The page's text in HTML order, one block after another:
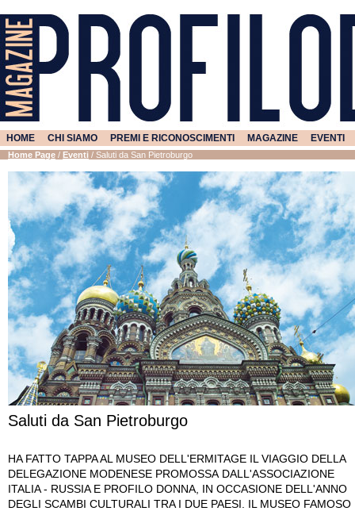
HOME CHI SIAMO PREMI E RICONOSCIMENTI MAGAZINE EVENTI
Home Page / Eventi / Saluti da San Pietroburgo
Saluti da San Pietroburgo
HA FATTO TAPPA AL MUSEO DELL'ERMITAGE IL VIAGGIO DELLA
DELEGAZIONE MODENESE PROMOSSA DALL'ASSOCIAZIONE
ITALIA - RUSSIA E PROFILO DONNA, IN OCCASIONE DELL'ANNO
DEGLI SCAMBI CULTURALI TRA I DUE PAESI. IL MUSEO FAMOSO